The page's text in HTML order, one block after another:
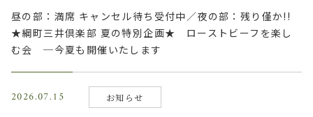
昼の部：満席 キャンセル待ち受付中／夜の部：残り僅か!!
★綱町三井倶楽部 夏の特別企画★ ローストビーフを楽し
む会 ─今夏も開催いたします
2026.07.15 お知らせ